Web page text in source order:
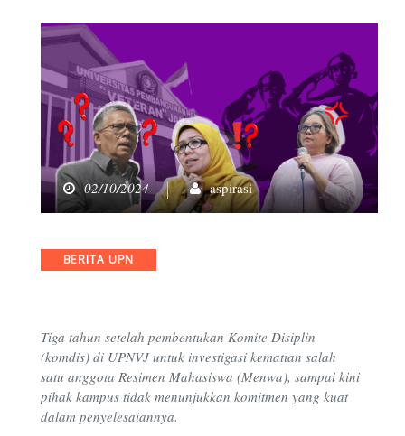
02/10/2024 aspirasi
Categories
BERITA UPN
Tiga tahun setelah pembentukan Komite Disiplin
(komdis) di UPNVJ untuk investigasi kematian salah
satu anggota Resimen Mahasiswa (Menwa), sampai kini
pihak kampus tidak menunjukkan komitmen yang kuat
dalam penyelesaiannya.